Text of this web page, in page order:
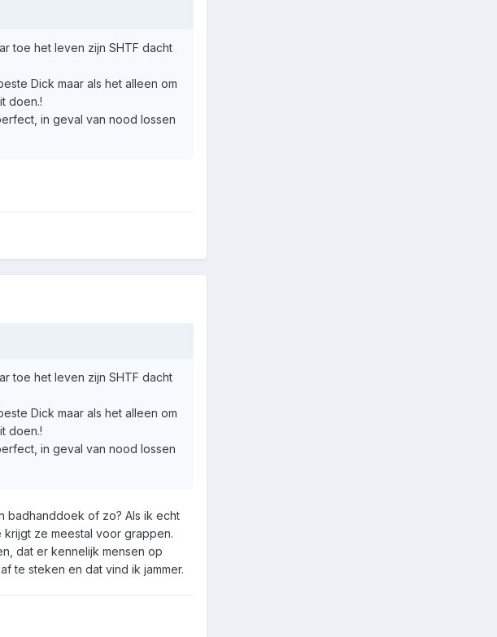
toe het leven zijn SHTF dacht
Dick maar als het alleen om
doen.!
in geval van nood lossen
toe het leven zijn SHTF dacht
Dick maar als het alleen om
doen.!
in geval van nood lossen
badhanddoek of zo? Als ik echt
ze meestal voor grappen.
dat er kennelijk mensen op
te steken en dat vind ik jammer.